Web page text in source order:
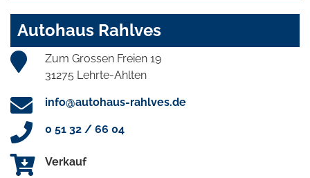
Autohaus Rahlves
Zum Grossen Freien 19
31275 Lehrte-Ahlten
info@autohaus-rahlves.de
0 51 32 / 66 04
Verkauf